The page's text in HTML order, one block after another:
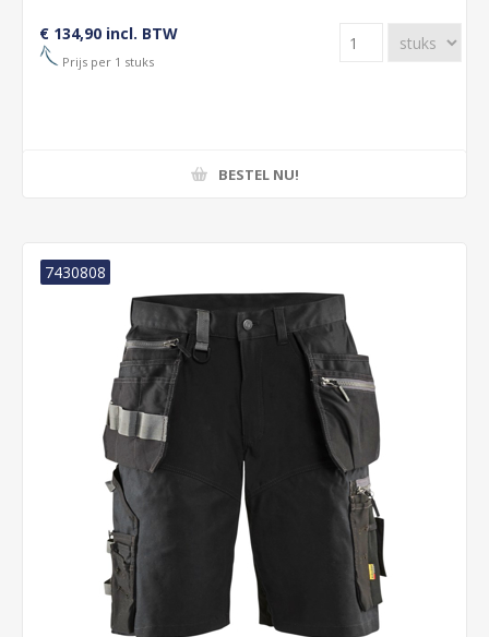
€ 134,90 incl. BTW
Prijs per 1 stuks
BESTEL NU!
7430808